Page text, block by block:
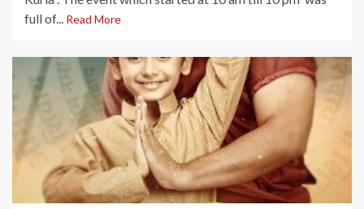
full of... Read More